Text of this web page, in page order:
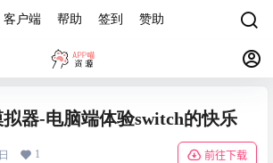
客户端 帮助 签到 赞助
器-电脑端体验switch的快乐
1 前往下载